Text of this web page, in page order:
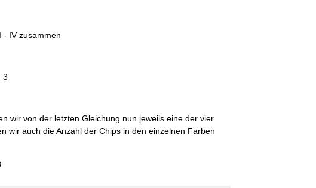
- IV zusammen
3
wir von der letzten Gleichung nun jeweils eine der vier
wir auch die Anzahl der Chips in den einzelnen Farben